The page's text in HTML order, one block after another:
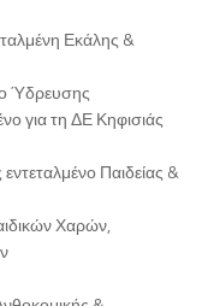
Εκάλης &
Ύδρευσης
για τη ΔΕ Κηφισιάς
Παιδείας &
Χαρών,